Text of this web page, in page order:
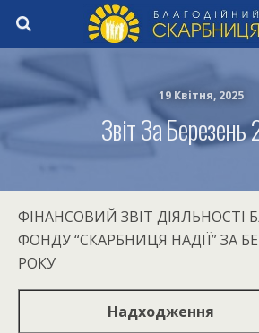
19 Квітня, 2025
Звіт За
ФІНАНСОВИЙ ЗВІТ ДІЯЛЬНОСТІ
ФОНДУ “СКАРБНИЦЯ НАДІЇ” ЗА
РОКУ
Надходження